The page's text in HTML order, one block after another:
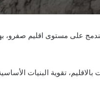
سياحي مندمج على مستوى اقليم
تقوية البنيات